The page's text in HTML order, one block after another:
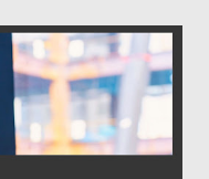
すが、多くの場合、営
える」ために導入され
メントが整っている」
。このシリーズ記事で
を説明しながら、営業